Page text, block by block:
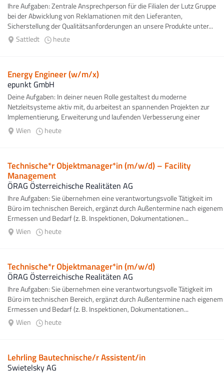
Ihre Aufgaben: Zentrale Ansprechperson für die Filialen der Lutz Gruppe
bei der Abwicklung von Reklamationen mit den Lieferanten,
Sicherstellung der Qualitätsanforderungen an unsere Produkte unter...
Sattledt
heute
Energy Engineer (w/m/x)
epunkt GmbH
Deine Aufgaben: In deiner neuen Rolle gestaltest du moderne
Netzleitsysteme aktiv mit, du arbeitest an spannenden Projekten zur
Implementierung, Erweiterung und laufenden Verbesserung einer
kritischen Infrastruktur, um...
Wien heute
Technische*r Objektmanager*in (m/w/d) – Facility
Management
ÖRAG Österreichische Realitäten AG
Ihre Aufgaben: Sie übernehmen eine verantwortungsvolle Tätigkeit im
Büro im technischen Bereich, ergänzt durch Außentermine nach eigenem
Ermessen und Bedarf (z. B. Inspektionen, Dokumentationen...
Wien
heute
Technische*r Objektmanager*in (m/w/d)
ÖRAG Österreichische Realitäten AG
Ihre Aufgaben: Sie übernehmen eine verantwortungsvolle Tätigkeit im
Büro im technischen Bereich, ergänzt durch Außentermine nach eigenem
Ermessen und Bedarf (z. B. Inspektionen, Dokumentationen...
Wien
heute
Lehrling Bautechnische/r Assistent/in
Swietelsky AG